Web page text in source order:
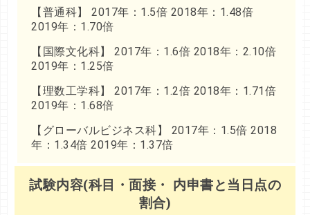
【普通科】 2017年：1.5倍 2018年：1.48倍
2019年：1.70倍
【国際文化科】 2017年：1.6倍 2018年：2.10倍
2019年：1.25倍
【理数工学科】 2017年：1.2倍 2018年：1.71倍
2019年：1.68倍
【グローバルビジネス科】 2017年：1.5倍 2018
年：1.34倍 2019年：1.37倍
試験内容(科目・面接・ 内申書と当日点の
割合)